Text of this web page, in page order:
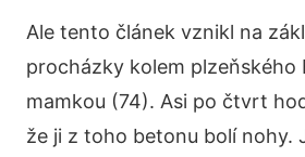
Ale tento článek vznikl na
procházky kolem plzeňského
mamkou (74). Asi po čtvrt
že ji z toho betonu bolí nohy.